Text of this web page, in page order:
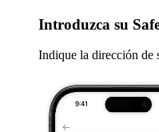
Introduzca su
Indique la dirección de